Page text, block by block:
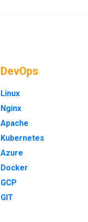
DevOps
Linux
Nginx
Apache
Kubernetes
Azure
Docker
GCP
GIT